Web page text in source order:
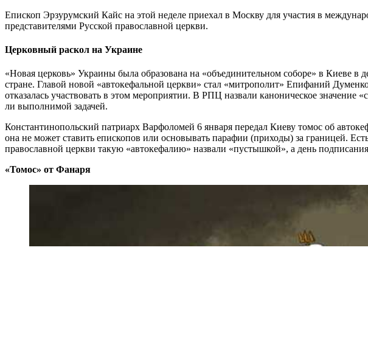
Епископ Эрзурумский Кайс на этой неделе приехал в Москву для участия в
представителями Русской православной церкви.
Церковный раскол на Украине
«Новая церковь» Украины была образована на «объединительном соборе» в Киеве в
стране. Главой новой «автокефальной церкви» стал «митрополит» Епифаний
отказалась участвовать в этом мероприятии. В РПЦ назвали каноническое
ли выполнимой задачей.
Константинопольский патриарх Варфоломей 6 января передал Киеву томос об
она не может ставить епископов или основывать парафии (приходы) за границей.
православной церкви такую «автокефалию» назвали «пустышкой», а день
«Томос» от Фанаря